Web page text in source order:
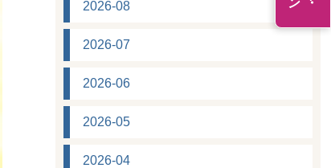
2026-08
2026-07
2026-06
2026-05
2026-04